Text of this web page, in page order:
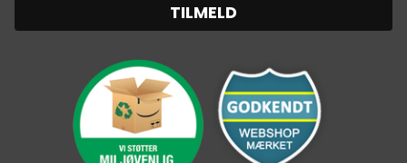
TILMELD